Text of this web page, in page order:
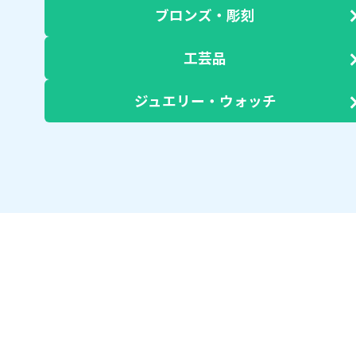
ブロンズ・彫刻
工芸品
ジュエリー・ウォッチ